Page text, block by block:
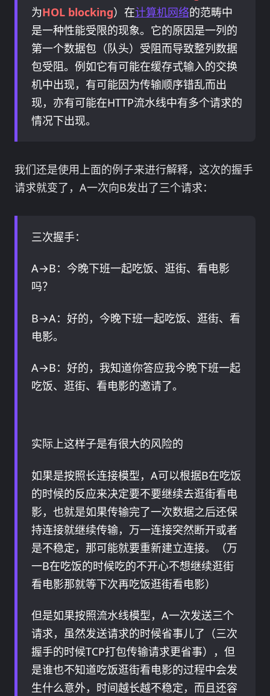
为HOL blocking）在计算机网络的范畴中
是一种性能受限的现象。它的原因是一列的
第一个数据包（队头）受阻而导致整列数据
包受阻。例如它有可能在缓存式输入的交换
机中出现，有可能因为传输顺序错乱而出
现，亦有可能在HTTP流水线中有多个请求的
情况下出现。
我们还是使用上面的例子来进行解释，这次的握手
请求就变了，A一次向B发出了三个请求：
三次握手：
A→B：今晚下班一起吃饭、逛街、看电影
吗？
B→A：好的，今晚下班一起吃饭、逛街、看
电影。
A→B：好的，我知道你答应我今晚下班一起
吃饭、逛街、看电影的邀请了。
实际上这样子是有很大的风险的
如果是按照长连接模型，A可以根据B在吃饭
的时候的反应来决定要不要继续去逛街看电
影，也就是如果传输完了一次数据之后还保
持连接就继续传输，万一连接突然断开或者
是不稳定，那可能就要重新建立连接。（万
一B在吃饭的时候吃的不开心不想继续逛街
看电影那就等下次再吃饭逛街看电影）
但是如果按照流水线模型，A一次发送三个
请求，虽然发送请求的时候省事儿了（三次
握手的时候TCP打包传输请求更省事），但
是谁也不知道吃饭逛街看电影的过程中会发
生什么意外，时间越长越不稳定，而且还容